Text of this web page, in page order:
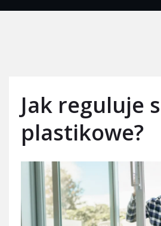
Jak reguluje
plastikowe?